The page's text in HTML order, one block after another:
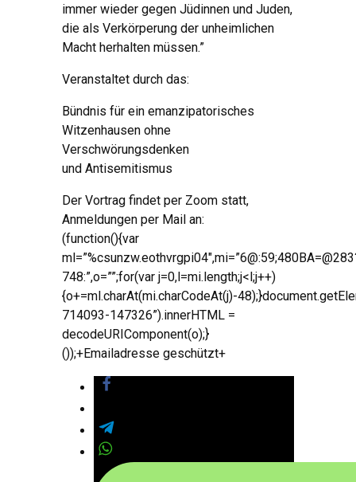
immer wieder gegen Jüdinnen und Juden,
die als Verkörperung der unheimlichen
Macht herhalten müssen.”
Veranstaltet durch das:
Bündnis für ein emanzipatorisches
Witzenhausen ohne
Verschwörungsdenken
und Antisemitismus
Der Vortrag findet per Zoom statt,
Anmeldungen per Mail an:
(function(){var
748:”,o=””;for(var j=0,l=mi.length;j<l;j++)
{o+=ml.charAt(mi.charCodeAt(j)-
714093-147326”).innerHTML =
decodeURIComponent(o);}
());+Emailadresse geschützt+